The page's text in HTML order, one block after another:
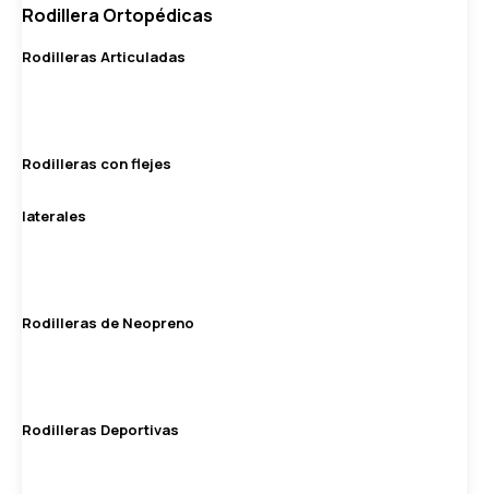
Rodillera Ortopédicas
Rodilleras Articuladas
Rodilleras con flejes
laterales
Rodilleras de Neopreno
Rodilleras Deportivas